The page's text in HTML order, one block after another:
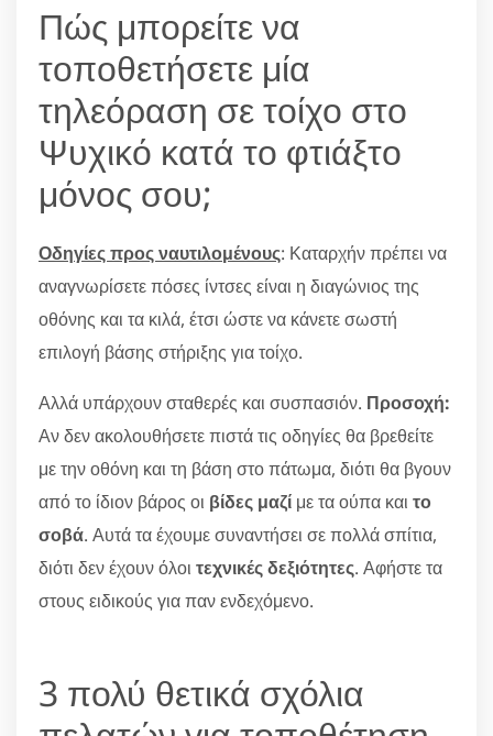
Πώς μπορείτε να
τοποθετήσετε μία
τηλεόραση σε τοίχο στο
Ψυχικό κατά το φτιάξτο
μόνος σου;
Οδηγίες προς ναυτιλομένους: Καταρχήν πρέπει να
αναγνωρίσετε πόσες ίντσες είναι η διαγώνιος της
οθόνης και τα κιλά, έτσι ώστε να κάνετε σωστή
επιλογή βάσης στήριξης για τοίχο.
Αλλά υπάρχουν σταθερές και συσπασιόν. Προσοχή:
Αν δεν ακολουθήσετε πιστά τις οδηγίες θα βρεθείτε
με την οθόνη και τη βάση στο πάτωμα, διότι θα βγουν
από το ίδιον βάρος οι βίδες μαζί με τα ούπα και το
σοβά. Αυτά τα έχουμε συναντήσει σε πολλά σπίτια,
διότι δεν έχουν όλοι τεχνικές δεξιότητες. Αφήστε τα
στους ειδικούς για παν ενδεχόμενο.
3 πολύ θετικά σχόλια